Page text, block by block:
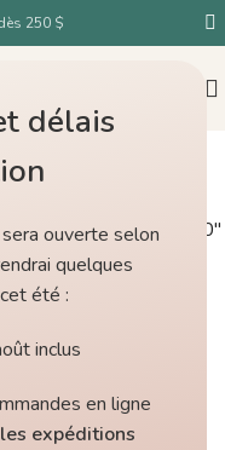
délais
ouverte selon
quelques
été :
inclus
en ligne
expéditions
250 $
circulaires RED Lace 40″
Lace 40″ /